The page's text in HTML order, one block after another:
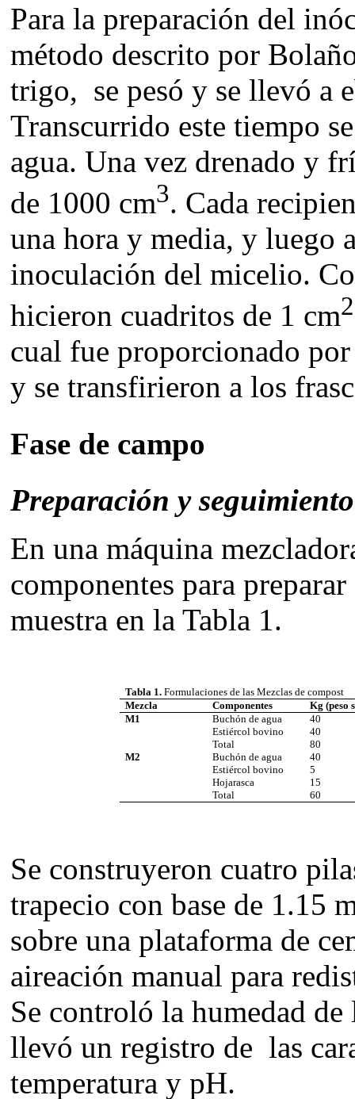
Para la preparación del
método descrito por
trigo, se pesó y se llevó a
Transcurrido este tiempo
agua. Una vez drenado y
de 1000 cm3. Cada
una hora y media, y luego
inoculación del micelio.
hicieron cuadritos de 1 cm2
cual fue proporcionado
y se transfirieron a los
Fase de campo
Preparación y
En una máquina
componentes para
muestra en la Tabla 1.
Tabla 1. Formulaciones de las Mezclas de compost
Mezcla
Componentes
Kg (peso
M1
Buchón de agua
40
Estiércol bovino
40
Total
80
M2
Buchón de agua
40
Estiércol bovino
5
Hojarasca
15
Total
60
Se construyeron cuatro
trapecio con base de 1.15
sobre una plataforma de
aireación manual para
Se controló la humedad
llevó un registro de las
temperatura y pH.